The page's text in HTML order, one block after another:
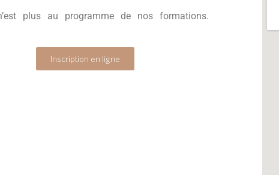
plus au programme de nos formations.
Inscription en ligne